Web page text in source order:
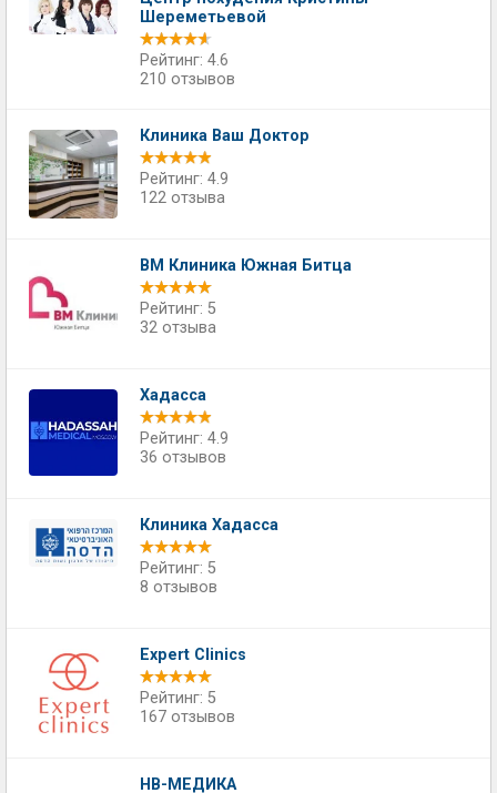
Шереметьевой
Рейтинг: 4.6
210 отзывов
Клиника Ваш Доктор
Рейтинг: 4.9
122 отзыва
ВМ Клиника Южная Битца
Рейтинг: 5
32 отзыва
Хадасса
Рейтинг: 4.9
36 отзывов
Клиника Хадасса
Рейтинг: 5
8 отзывов
Expert Clinics
Рейтинг: 5
167 отзывов
НВ-МЕДИКА